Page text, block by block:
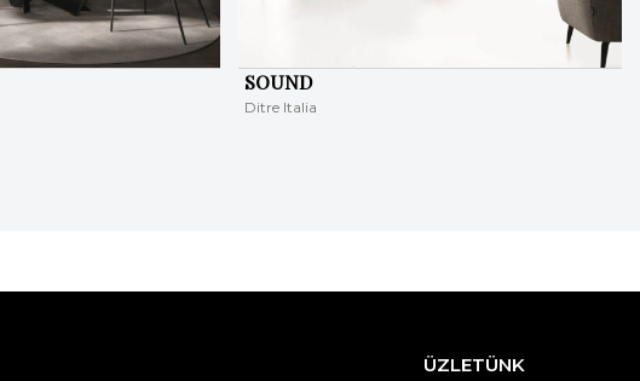
SOUND
Ditre Italia
ÜZLETÜNK